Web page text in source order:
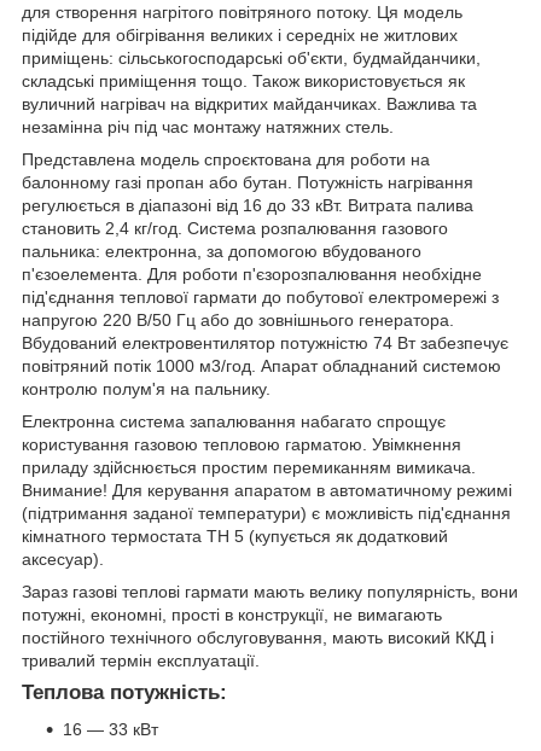
для створення нагрітого повітряного потоку. Ця модель
підійде для обігрівання великих і середніх не житлових
приміщень: сільськогосподарські об'єкти, будмайданчики,
складські приміщення тощо. Також використовується як
вуличний нагрівач на відкритих майданчиках. Важлива та
незамінна річ під час монтажу натяжних стель.
Представлена модель спроєктована для роботи на
балонному газі пропан або бутан. Потужність нагрівання
регулюється в діапазоні від 16 до 33 кВт. Витрата палива
становить 2,4 кг/год. Система розпалювання газового
пальника: електронна, за допомогою вбудованого
п'єзоелемента. Для роботи п'єзорозпалювання необхідне
під'єднання теплової гармати до побутової електромережі з
напругою 220 В/50 Гц або до зовнішнього генератора.
Вбудований електровентилятор потужністю 74 Вт забезпечує
повітряний потік 1000 м3/год. Апарат обладнаний системою
контролю полум'я на пальнику.
Електронна система запалювання набагато спрощує
користування газовою тепловою гарматою. Увімкнення
приладу здійснюється простим перемиканням вимикача.
Внимание! Для керування апаратом в автоматичному режимі
(підтримання заданої температури) є можливість під'єднання
кімнатного термостата TH 5 (купується як додатковий
аксесуар).
Зараз газові теплові гармати мають велику популярність, вони
потужні, економні, прості в конструкції, не вимагають
постійного технічного обслуговування, мають високий ККД і
тривалий термін експлуатації.
Теплова потужність:
16 — 33 кВт